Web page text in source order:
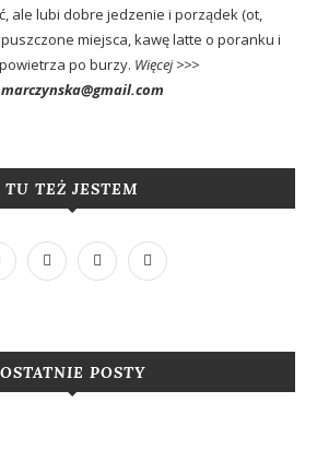
ale lubi dobre jedzenie i porządek (ot,
miejsca, kawę latte o poranku i
po burzy. Więcej >>>
TU TEŻ JESTEM
OSTATNIE POSTY